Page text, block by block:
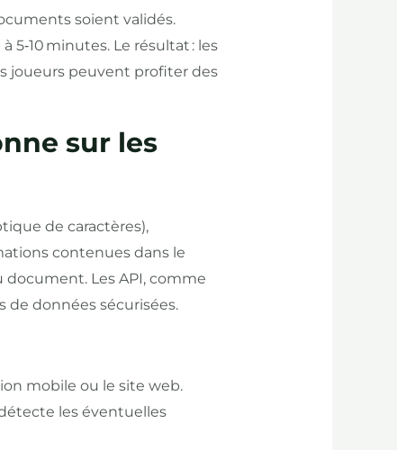
soient validés.
5‑10 minutes. Le résultat : les
joueurs peuvent profiter des
sur les
de caractères),
contenues dans le
document. Les API, comme
de données sécurisées.
mobile ou le site web.
les éventuelles